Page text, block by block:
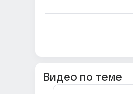
Видео по теме